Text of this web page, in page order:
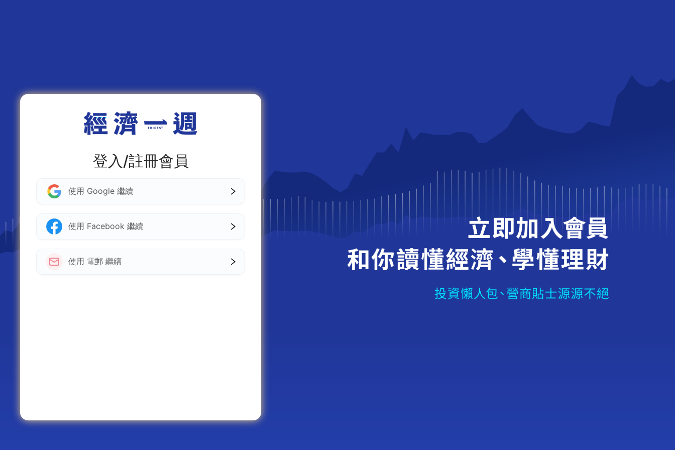
登入/註冊會員
使用 Google 繼續
使用 Facebook 繼續
使用 電郵 繼續